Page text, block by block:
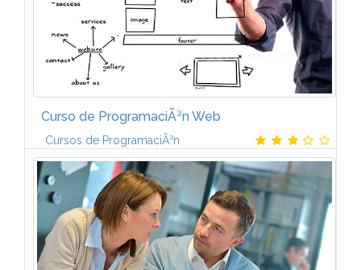
Curso de ProgramaciÃ³n Web
Cursos de ProgramaciÃ³n
1. LENGUAJE JAVASCRIPTÂ¿QuÃ© es javascript?.
Historia. Como incluir JavaScript en documentos
XHTML. Introducirlo en el mismo documento
XHTML. Definir JavaScript en un archivo...